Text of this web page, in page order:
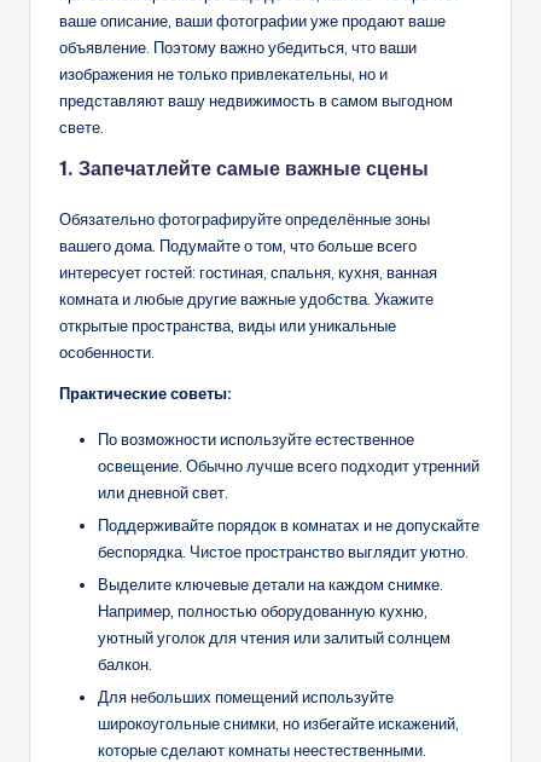
ваше описание, ваши фотографии уже продают ваше
объявление. Поэтому важно убедиться, что ваши
изображения не только привлекательны, но и
представляют вашу недвижимость в самом выгодном
свете.
1. Запечатлейте самые важные сцены
Обязательно фотографируйте определённые зоны
вашего дома. Подумайте о том, что больше всего
интересует гостей: гостиная, спальня, кухня, ванная
комната и любые другие важные удобства. Укажите
открытые пространства, виды или уникальные
особенности.
Практические советы:
По возможности используйте естественное
освещение. Обычно лучше всего подходит утренний
или дневной свет.
Поддерживайте порядок в комнатах и не допускайте
беспорядка. Чистое пространство выглядит уютно.
Выделите ключевые детали на каждом снимке.
Например, полностью оборудованную кухню,
уютный уголок для чтения или залитый солнцем
балкон.
Для небольших помещений используйте
широкоугольные снимки, но избегайте искажений,
которые сделают комнаты неестественными.